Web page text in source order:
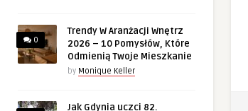
0
Trendy W Aranżacji Wnętrz
2026 – 10 Pomysłów, Które
Odmienią Twoje Mieszkanie
by Monique Keller
Jak Gdynia uczci 82.